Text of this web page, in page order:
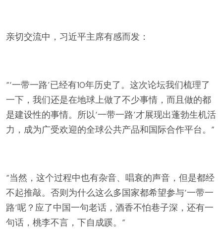
亲切交流中，习近平主席有感而发：
“‘一带一路’已经有10年历史了。这次论坛我们梳理了
一下，我们还是在地球上做了不少事情，而且做的都
是建设性的事情。所以‘一带一路’才展现出蓬勃生机活
力，成为广受欢迎的全球公共产品和国际合作平台。”
“当然，这个过程中也有杂音、唱衰的声音，但是都经
不起推敲。否则为什么这么多国家都希望参与‘一带一
路’呢？应了中国一句老话，酒香不怕巷子深，还有一
句话，桃李不言，下自成蹊。”